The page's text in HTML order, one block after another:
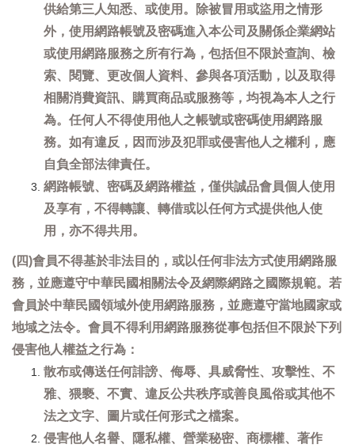
供給第三人知悉、或使用。除被冒用或盜用之情形
外，使用網路帳號及密碼進入本公司及關係企業網站
或使用網路服務之所有行為，包括但不限於查詢、檢
索、閱覽、更改個人資料、參與各項活動，以及取得
相關消費資訊、購買商品或服務等，均視為本人之行
為。任何人不得使用他人之帳號或密碼使用網路服
務。如有違反，因而涉及犯罪或侵害他人之權利，應
自負全部法律責任。
網路帳號、密碼及網路權益，僅供誠品會員個人使用
及享有，不得轉讓、轉借或以任何方式提供他人使
用，亦不得共用。
(四)會員不得基於非法目的，或以任何非法方式使用網路服
務，並應遵守中華民國相關法令及網際網路之國際規範。若
會員於中華民國領域外使用網路服務，並應遵守當地國家或
地域之法令。會員不得利用網路服務從事包括但不限於下列
侵害他人權益之行為：
散布或傳送任何誹謗、侮辱、具威脅性、攻擊性、不
雅、猥褻、不實、違反公共秩序或善良風俗或其他不
法之文字、圖片或任何形式之檔案。
侵害他人名譽、隱私權、營業秘密、商標權、著作